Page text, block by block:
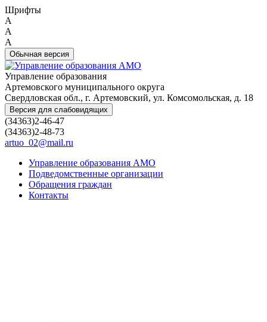
Шрифты
A
A
A
Обычная версия
Управление образования
Артемовского муниципального округа
Свердловская обл., г. Артемовский, ул. Комсомольская, д. 18
Версия для слабовидящих
(34363)2-46-47
(34363)2-48-73
artuo_02@mail.ru
Управление образования АМО
Подведомственные организации
Обращения граждан
Контакты